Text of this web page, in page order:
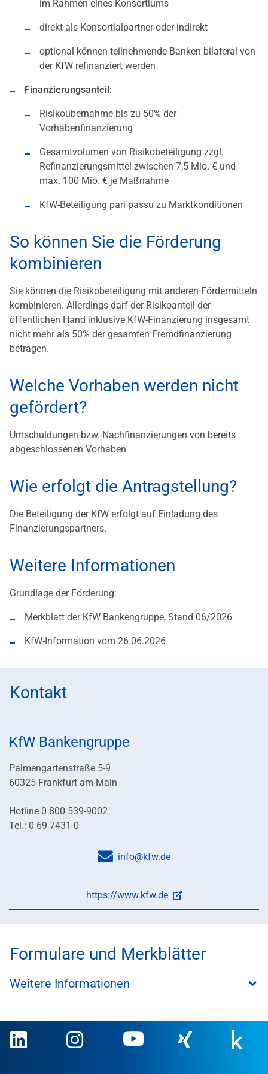
im Rahmen eines Konsortiums
direkt als Konsortialpartner oder indirekt
optional können teilnehmende Banken bilateral von
der KfW refinanziert werden
Finanzierungsanteil :
Risikoübernahme bis zu 50% der
Vorhabenfinanzierung
Gesamtvolumen von Risikobeteiligung zzgl.
Refinanzierungsmittel zwischen 7,5 Mio. € und
max. 100 Mio. € je Maßnahme
KfW-Beteiligung pari passu zu Marktkonditionen
So können Sie die Förderung
kombinieren
Sie können die Risikobeteiligung mit anderen Fördermitteln
kombinieren. Allerdings darf der Risikoanteil der
öffentlichen Hand inklusive KfW-Finanzierung insgesamt
nicht mehr als 50% der gesamten Fremdfinanzierung
betragen.
Welche Vorhaben werden nicht
gefördert?
Umschuldungen bzw. Nachfinanzierungen von bereits
abgeschlossenen Vorhaben
Wie erfolgt die Antragstellung?
Die Beteiligung der KfW erfolgt auf Einladung des
Finanzierungspartners.
Weitere Informationen
Grundlage der Förderung:
Merkblatt der KfW Bankengruppe, Stand 06/2026
KfW-Information vom 26.06.2026
Kontakt
KfW Bankengruppe
Palmengartenstraße 5-9
60325 Frankfurt am Main
Hotline 0 800 539-9002
Tel.: 0 69 7431-0
info@kfw.de
https://www.kfw.de
Formulare und Merkblätter
Weitere Informationen